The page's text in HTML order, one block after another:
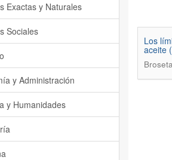
Los
aceite
Exactas y Naturales
Sociales
y Administración
y Humanidades